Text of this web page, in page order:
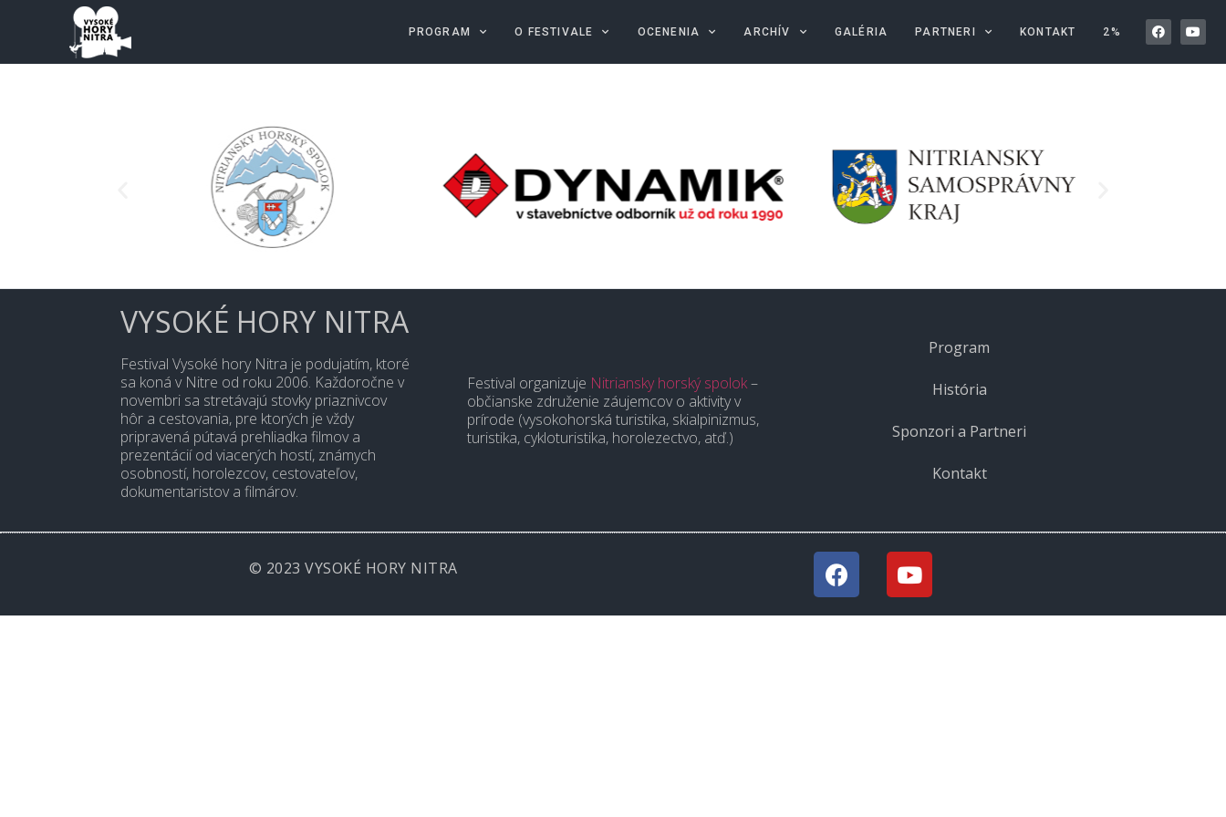
PROGRAM O FESTIVALE OCENENIA ARCHÍV GALÉRIA PARTNERI KONTAKT 2%
VYSOKÉ HORY NITRA
Festival Vysoké hory Nitra je podujatím, ktoré
sa koná v Nitre od roku 2006. Každoročne v
novembri sa stretávajú stovky priaznivcov
hôr a cestovania, pre ktorých je vždy
pripravená pútavá prehliadka filmov a
prezentácií od viacerých hostí, známych
osobností, horolezcov, cestovateľov,
dokumentaristov a filmárov.
Festival organizuje Nitriansky horský spolok–
občianske združenie záujemcov o aktivity v
prírode (vysokohorská turistika, skialpinizmus,
turistika, cykloturistika, horolezectvo, atď.)
Program
História
Sponzori a Partneri
Kontakt
© 2023 VYSOKÉ HORY NITRA